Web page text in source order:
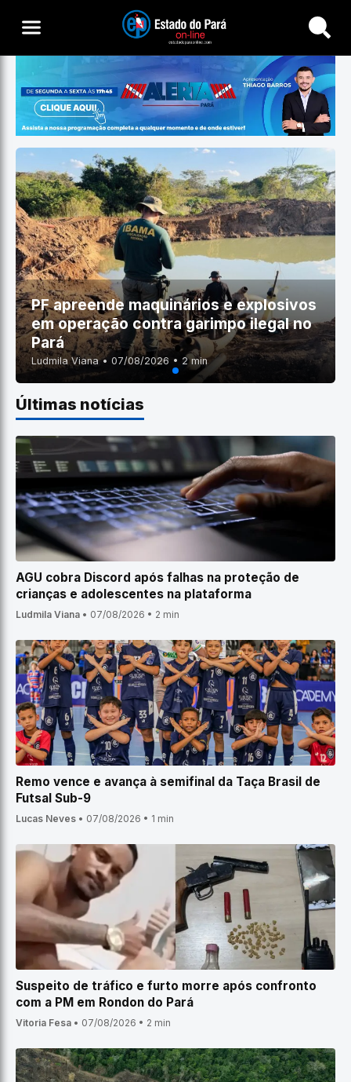
Buscar
PF apreende maquinários e explosivos
em operação contra garimpo ilegal no
Pará
Ludmila Viana • 07/08/2026 • 2 min
Últimas notícias
AGU cobra Discord após falhas na proteção de
crianças e adolescentes na plataforma
Ludmila Viana • 07/08/2026 • 2 min
Remo vence e avança à semifinal da Taça Brasil de
Futsal Sub-9
Lucas Neves • 07/08/2026 • 1 min
Suspeito de tráfico e furto morre após confronto
com a PM em Rondon do Pará
Vitoria Fesa • 07/08/2026 • 2 min